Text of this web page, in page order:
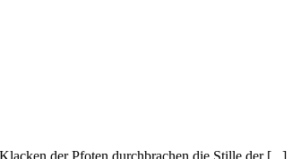
der Pfoten durchbrachen die Stille der [...]